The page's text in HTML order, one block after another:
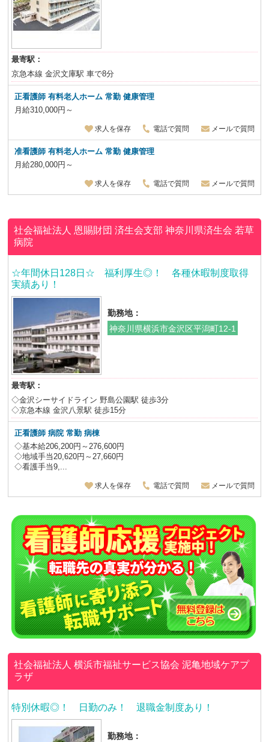
最寄駅：
京急本線 金沢文庫駅 車で8分
正看護師 有料老人ホーム 常勤 健康管理
月給310,000円～
求人を保存 電話で質問 メールで質問
准看護師 有料老人ホーム 常勤 健康管理
月給280,000円～
求人を保存 電話で質問 メールで質問
社会福祉法人 恩賜財団 済生会支部 神奈川県済生会 若草
病院
☆年間休日128日☆ 福利厚生◎！ 各種休暇制度取得
実績あり！
勤務地：
神奈川県横浜市金沢区平潟町12-1
最寄駅：
◇金沢シーサイドライン 野島公園駅 徒歩3分
◇京急本線 金沢八景駅 徒歩15分
正看護師 病院 常勤 病棟
◇基本給206,200円～276,600円
◇地域手当20,620円～27,660円
◇看護手当9,...
求人を保存 電話で質問 メールで質問
社会福祉法人 横浜市福祉サービス協会泥亀地域ケアプ
ラザ
特別休暇◎！ 日勤のみ！ 退職金制度あり！
勤務地：